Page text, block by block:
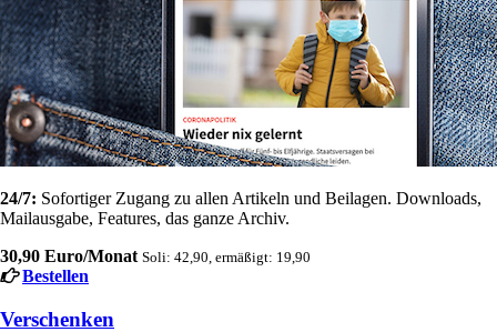
24/7: Sofortiger Zugang zu allen Artikeln und Beilagen. Downloads,
Mailausgabe, Features, das ganze Archiv.
30,90 Euro/Monat Soli: 42,90, ermäßigt: 19,90
Bestellen
Verschenken